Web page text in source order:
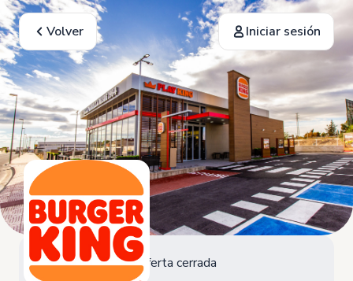
Volver Iniciar sesión
Oferta cerrada